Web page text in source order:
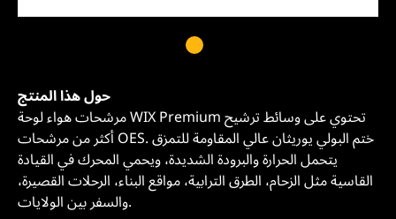
حول هذا المنتج
مرشحات هواء لوحة WIX Premium تحتوي على وسائط ترشيح
أكثر من مرشحات OES. ختم البولي يوريثان عالي المقاومة للتمزق
يتحمل الحرارة والبرودة الشديدة، ويحمي المحرك في القيادة
القاسية مثل الزحام، الطرق الترابية، مواقع البناء، الرحلات القصيرة،
والسفر بين الولايات.